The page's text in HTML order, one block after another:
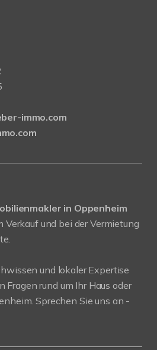
immo.com
in Oppenheim
und bei der Vermietung
und lokaler Expertise
Fragen rund um Ihr Haus oder
Sprechen Sie uns an -